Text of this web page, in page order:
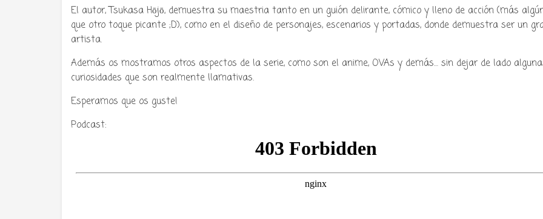
El autor, Tsukasa Hōjō, demuestra su maestria tanto en un guión delirante, cómico y lleno de acción (más
que otro toque picante ;D), como en el diseño de personajes, escenarios y portadas, donde demuestra ser un
artista.
Además os mostramos otros aspectos de la serie, como son el anime, OVAs y demás… sin dejar de lado
curiosidades que son realmente llamativas.
Esperamos que os guste!
Podcast: